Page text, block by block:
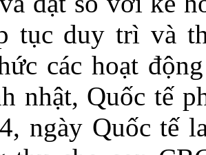
tục duy trì và
các hoạt
nhật, Quốc tế
ngày Quốc tế